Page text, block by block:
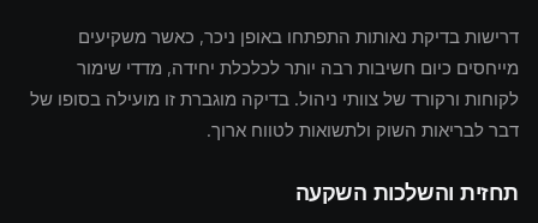
דרישות בדיקת נאותות התפתחו באופן ניכר, כאשר משקיעים
מייחסים כיום חשיבות רבה יותר לכלכלת יחידה, מדדי שימור
לקוחות ורקורד של צוותי ניהול. בדיקה מוגברת זו מועילה בסופו של
דבר לבריאות השוק ולתשואות לטווח ארוך.
תחזית והשלכות השקעה